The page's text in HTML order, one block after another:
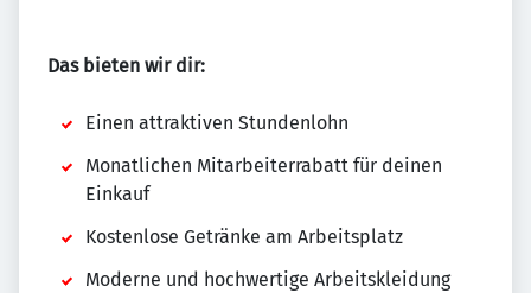
Das bieten wir dir:
Einen attraktiven Stundenlohn
Monatlichen Mitarbeiterrabatt für deinen
Einkauf
Kostenlose Getränke am Arbeitsplatz
Moderne und hochwertige Arbeitskleidung